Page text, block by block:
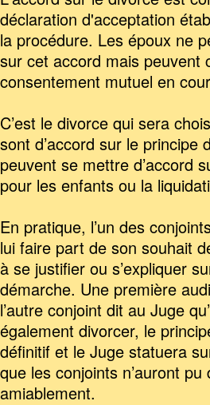
déclaration d'acceptation
la procédure. Les époux ne
sur cet accord mais peuvent
consentement mutuel en
C’est le divorce qui sera
sont d’accord sur le principe
peuvent se mettre d’accord
pour les enfants ou la
En pratique, l’un des
lui faire part de son souhait
à se justifier ou s’expliquer
démarche. Une première
l’autre conjoint dit au Juge
également divorcer, le
définitif et le Juge statuera
que les conjoints n’auront pu
amiablement.